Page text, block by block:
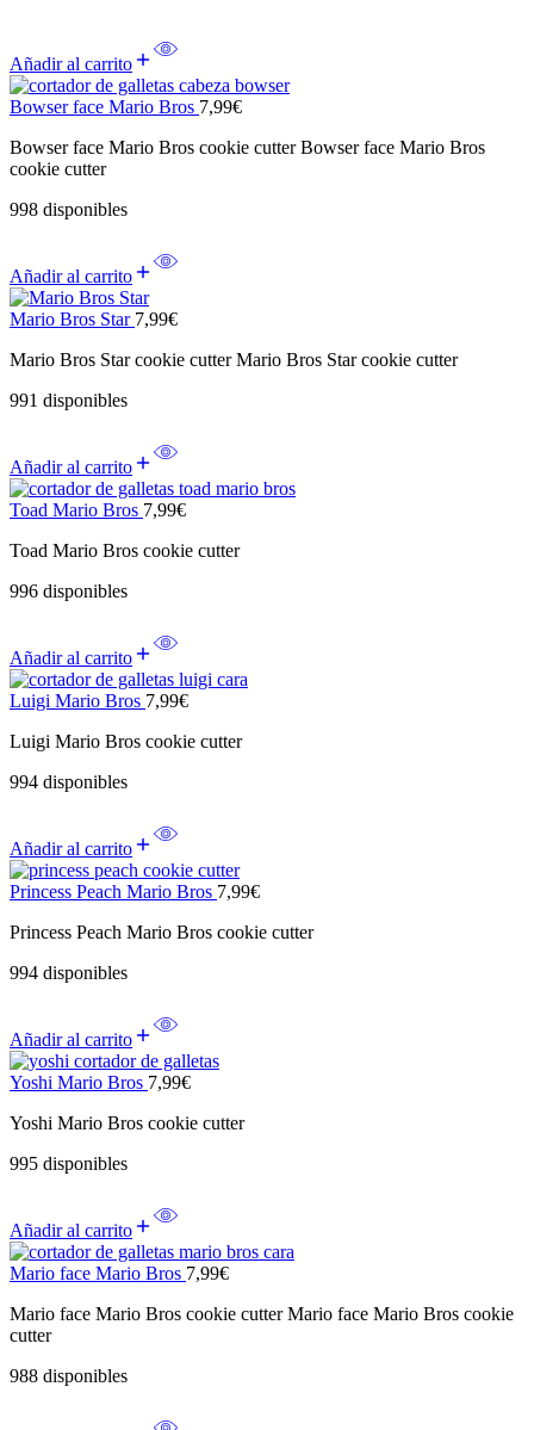
Añadir al carrito
Bowser face Mario Bros 7,99€
Bowser face Mario Bros cookie cutter Bowser face Mario Bros
cookie cutter
998 disponibles
Añadir al carrito
Mario Bros Star 7,99€
Mario Bros Star cookie cutter Mario Bros Star cookie cutter
991 disponibles
Añadir al carrito
Toad Mario Bros 7,99€
Toad Mario Bros cookie cutter
996 disponibles
Añadir al carrito
Luigi Mario Bros 7,99€
Luigi Mario Bros cookie cutter
994 disponibles
Añadir al carrito
Princess Peach Mario Bros 7,99€
Princess Peach Mario Bros cookie cutter
994 disponibles
Añadir al carrito
Yoshi Mario Bros 7,99€
Yoshi Mario Bros cookie cutter
995 disponibles
Añadir al carrito
Mario face Mario Bros 7,99€
Mario face Mario Bros cookie cutter Mario face Mario Bros cookie
cutter
988 disponibles